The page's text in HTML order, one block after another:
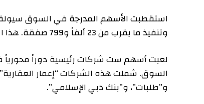
وتنفيذ ما يقرب من 23 ألفاً و799 صفقة. هذا الحجم الكبير من السيولة يوضح مدى نشاط السوق وثقة المستثمرين.
السوق. شملت هذه الشركات “إعمار العقارية”،
و”طلبات”، و”بنك دبي الإسلامي”.